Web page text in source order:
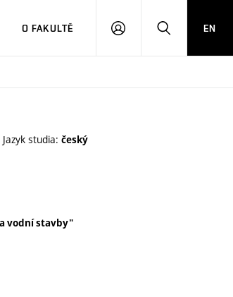
O FAKULTĚ
PŘIHLÁSITHLEDAT
EN
Jazyk studia: český
vodní stavby"